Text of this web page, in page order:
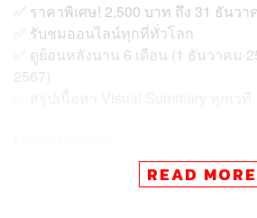
✅ ราคาพิเศษ! 2,500 บาท ถึง 31 ธันว
✅ รับชมออนไลน์ทุกที่ทั่วโลก
✅ ดูย้อนหลังนาน 6 เดือน (1 ธันวาคม
2567)
📌รับสรุปเนื้อหาทุกเวที 20+ Sessions
ซื้อบัตรชมย้อนหลังวันนี้ดูได้นานถึง 6 เดื
READ MORE